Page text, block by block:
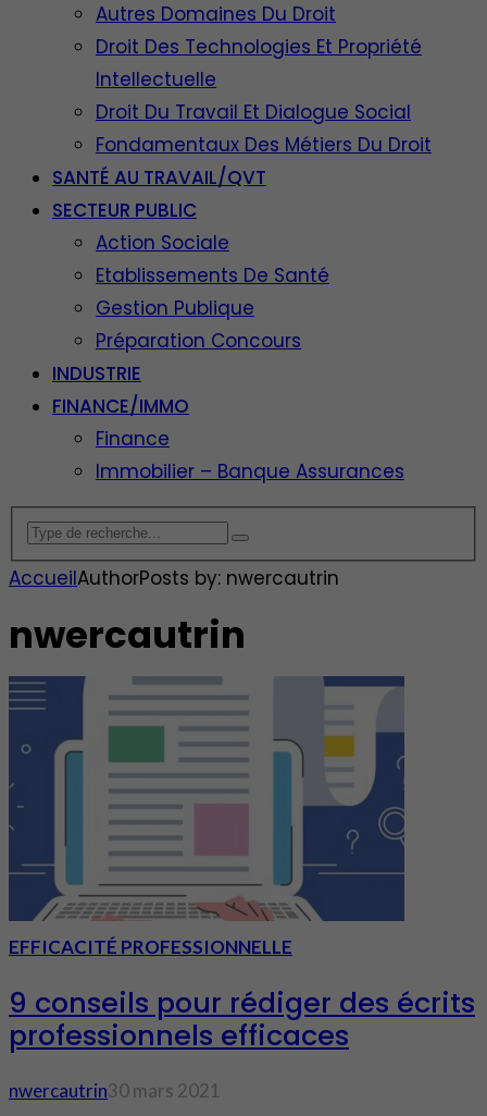
Autres Domaines Du Droit
Droit Des Technologies Et Propriété
Intellectuelle
Droit Du Travail Et Dialogue Social
Fondamentaux Des Métiers Du Droit
SANTÉ AU TRAVAIL/QVT
SECTEUR PUBLIC
Action Sociale
Etablissements De Santé
Gestion Publique
Préparation Concours
INDUSTRIE
FINANCE/IMMO
Finance
Immobilier – Banque Assurances
AccueilAuthorPosts by: nwercautrin
nwercautrin
EFFICACITÉ PROFESSIONNELLE
9 conseils pour rédiger des écrits
professionnels efficaces
nwercautrin30 mars 2021